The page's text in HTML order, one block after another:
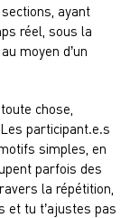
ayant
réel, sous la
moyen d’un
chose,
participant.e.s
simples, en
parfois des
la répétition,
et tu t’ajustes pas